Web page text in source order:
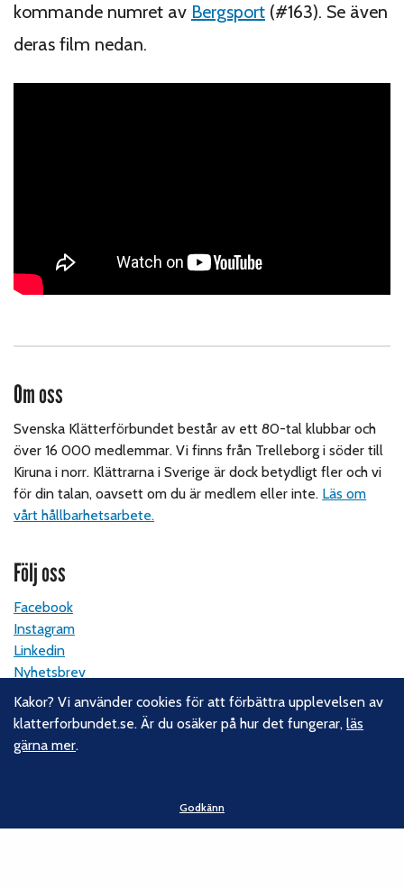
kommande numret av Bergsport (#163). Se även
deras film nedan.
Om oss
Svenska Klätterförbundet består av ett 80-tal klubbar och
över 16 000 medlemmar. Vi finns från Trelleborg i söder till
Kiruna i norr. Klättrarna i Sverige är dock betydligt fler och vi
för din talan, oavsett om du är medlem eller inte. Läs om
vårt hållbarhetsarbete.
Följ oss
Facebook
Instagram
Linkedin
Nyhetsbrev
Kontakt
Kakor? Vi använder cookies för att förbättra upplevelsen av
klatterforbundet.se. Är du osäker på hur det fungerar,läs
gärna mer.
Godkänn